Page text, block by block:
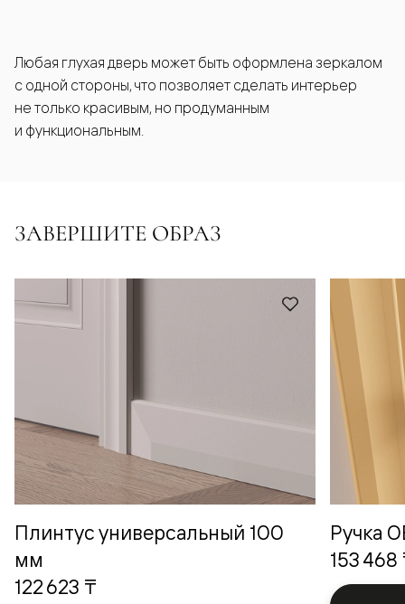
Любая глухая дверь может быть оформлена зеркалом
с одной стороны, что позволяет сделать интерьер
не только красивым, но продуманным
и функциональным.
ЗАВЕРШИТЕ ОБРАЗ
Плинтус универсальный 100
мм
122 623 ₸
Ручка
153 468